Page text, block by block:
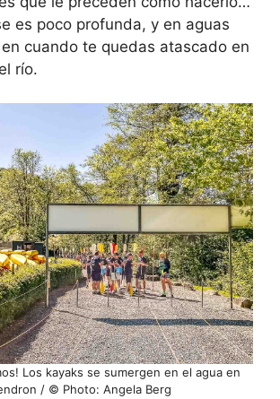
es poco profunda, y en aguas
cuando te quedas atascado en
río.
Los kayaks se sumergen en el agua en
/ © Photo: Angela Berg